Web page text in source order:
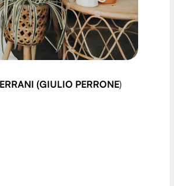
(GIULIO PERRONE)